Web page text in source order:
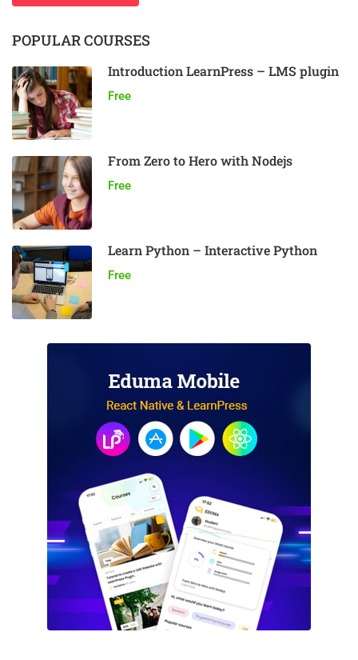
POPULAR COURSES
Introduction LearnPress – LMS plugin
Free
From Zero to Hero with Nodejs
Free
Learn Python – Interactive Python
Free